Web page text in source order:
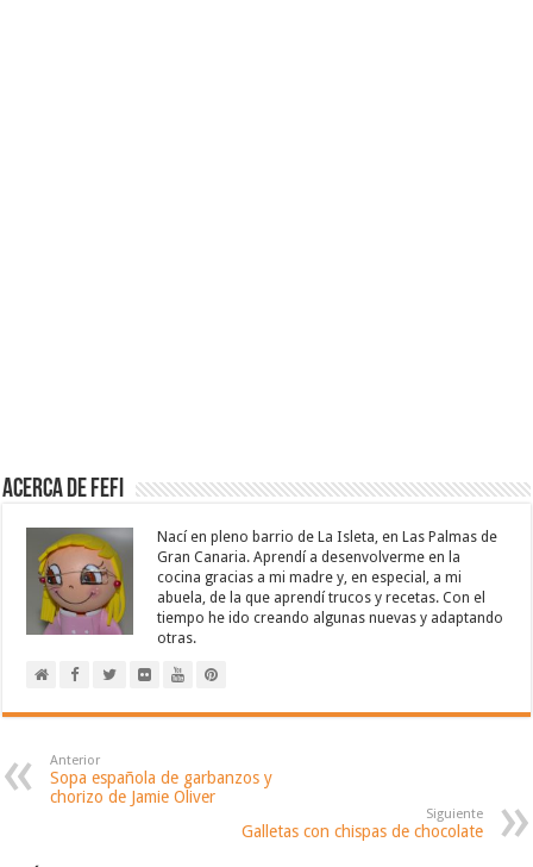
Acerca de Fefi
Nací en pleno barrio de La Isleta, en Las Palmas de
Gran Canaria. Aprendí a desenvolverme en la
cocina gracias a mi madre y, en especial, a mi
abuela, de la que aprendí trucos y recetas. Con el
tiempo he ido creando algunas nuevas y adaptando
otras.
Anterior
Sopa española de garbanzos y
chorizo de Jamie Oliver
Siguiente
Galletas con chispas de chocolate